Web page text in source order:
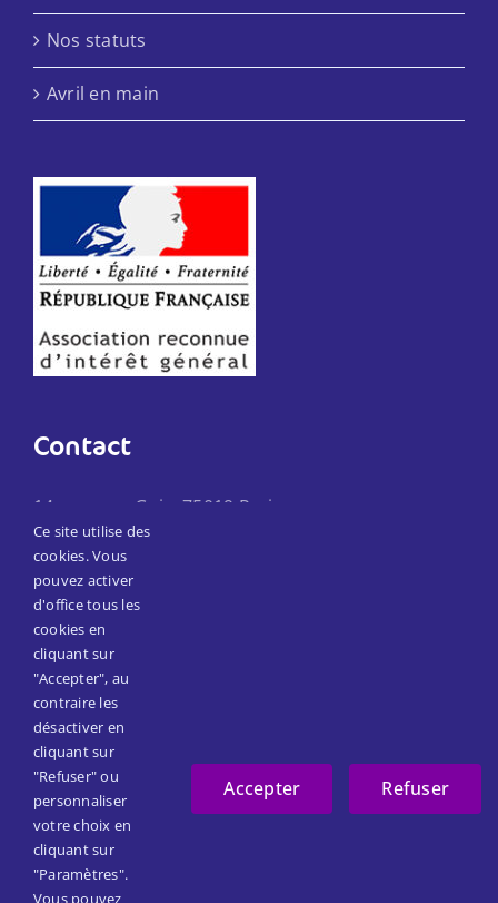
Nos statuts
Avril en main
Contact
14 passage Goix, 75019 Paris
Téléphone :01 45 57 21 80
Email: secretariat@reseaumain.fr
Suivez-nous
Facebook
LinkedIn
Ce site utilise des
cookies. Vous
pouvez activer
d'office tous les
cookies en
cliquant sur
"Accepter", au
contraire les
désactiver en
cliquant sur
"Refuser" ou
personnaliser
votre choix en
cliquant sur
"Paramètres".
Vous pouvez
Accepter Refuser